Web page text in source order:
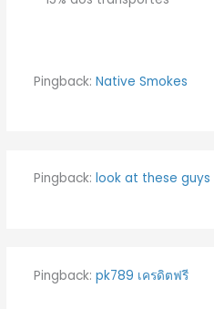
Pingback: Native Smokes
Pingback: look at these guys
Pingback: pk789 เครดิตฟรี